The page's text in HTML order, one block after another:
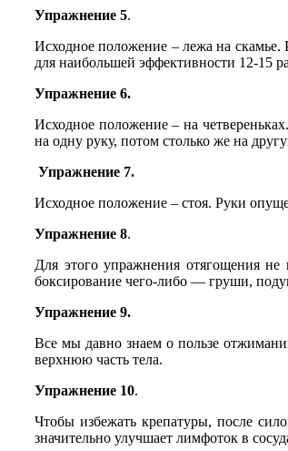
Упражнение 5.
Исходное положение – лежа на скамье.
для наибольшей эффективности 12-15
Упражнение 6.
Исходное положение – на
на одну руку, потом столько же на
Упражнение 7.
Исходное положение – стоя. Руки
Упражнение 8.
Для этого упражнения отягощения
боксирование чего-либо — груши,
Упражнение 9.
Все мы давно знаем о пользе
верхнюю часть тела.
Упражнение 10.
Чтобы избежать крепатуры, после
значительно улучшает лимфоток в